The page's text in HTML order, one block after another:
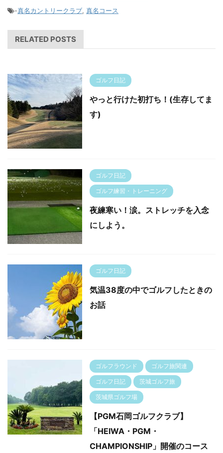
-真名カントリークラブ, 真名コース
RELATED POSTS
ゴルフ日記
やっと行けた初打ち！(生存してま
す)
ゴルフ日記
ゴルフ練習・トレーニング
夜練寒い！涙。ストレッチを入念
にしよう。
ゴルフ日記
気温38度の中でゴルフしたときの
お話
ゴルフラウンド ゴルフ旅関連
ゴルフ日記 茨城ゴルフ旅
茨城県ゴルフ場
【PGM石岡ゴルフクラブ】
「HEIWA・PGM・
CHAMPIONSHIP」開催のコース